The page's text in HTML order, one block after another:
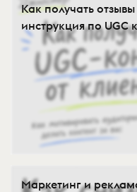
Как получать
инструкция по UGC
Маркетинг и